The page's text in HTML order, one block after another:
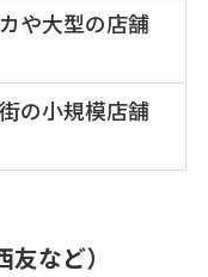
や大型の店舗
の小規模店舗
など）